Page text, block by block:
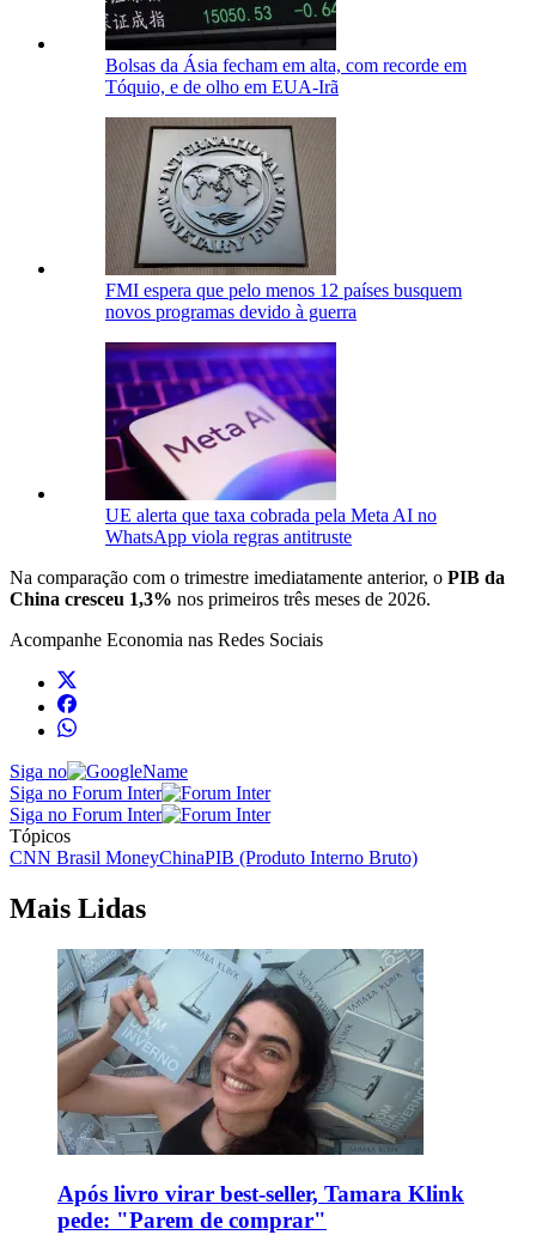
Bolsas da Ásia fecham em alta, com recorde em
Tóquio, e de olho em EUA-Irã
FMI espera que pelo menos 12 países busquem
novos programas devido à guerra
UE alerta que taxa cobrada pela Meta AI no
WhatsApp viola regras antitruste
Na comparação com o trimestre imediatamente anterior, o PIB da
China cresceu 1,3% nos primeiros três meses de 2026.
Acompanhe Economia nas Redes Sociais
Siga no
Siga no Forum Inter
Siga no Forum Inter
Tópicos
CNN Brasil MoneyChinaPIB (Produto Interno Bruto)
Mais Lidas
Após livro virar best-seller, Tamara Klink
pede: "Parem de comprar"